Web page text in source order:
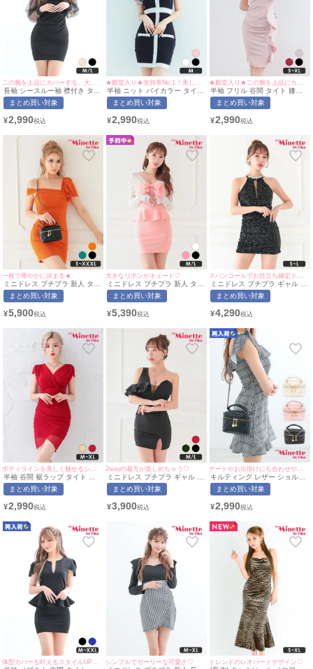
長袖 シースルー袖 襟付き タイ
トドレス (今井アンジェリカ着
用/M~Lサイズ対応) |
まとめ買い対象
¥2,990
半袖 ニット バイカラー タイト
ドレス (せいせい着用/Mサイズ
対応) | myMinette/マイミネッ
まとめ買い対象
¥2,990
半袖 フリル 谷間 タイト 膝丈
ドレス (せいせい着用/S~XLサ
イズ対応) | myMinette/マイミ
まとめ買い対象
¥2,990
一枚で華やかに決まる★
ミニドレス プチプラ 新人 タイ
ト ラウンジ ワンショル 低身長
胸元隠し 肩あき フリル デコル
北かほ着用/S~XXXL対応) |
まとめ買い対象
¥5,900
大きなリボンがキュート♡
ミニドレス プチプラ 新人 タイ
ト 長袖 ペプラム レース 低身
長 谷間 リボン ピンク キャバ
ズ対応) | myMinette/マイミネ
まとめ買い対象
¥5,390
ミニドレス プチプラ ギャル タ
イト ホルターネック セクシー
ラウンジ キラキラ 低身長 谷間
いみん着用/S~Lサイズ対応) |
まとめ買い対象
¥4,290
半袖 谷間 裾ラップ タイト ミ
ニドレス (せいせい着用/M~XL
サイズ対応) myMinette/マイミ
まとめ買い対象
¥2,990
2wayの着方が楽しめちゃう♡
ミニドレス プチプラ ギャル タ
イト スリット セクシー ラウン
ジ ワンショル 低身長 谷間 背
(あいみん着用/M~Lサイズ対応)
まとめ買い対象
¥3,900
デートやお出掛けにも合わせやすい♡
キルティング レザー ショルダ
ー バッグ | myMinette/マイミ
ネット
まとめ買い対象
¥2,990
シンプルでガーリーな可愛さ♡ トレンドのレオパードデザイン♡